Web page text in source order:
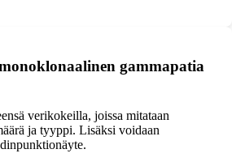
gammapatia
verikokeilla, joissa mitataan
ja tyyppi. Lisäksi voidaan